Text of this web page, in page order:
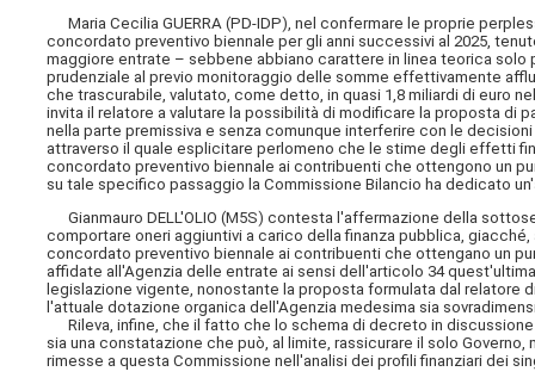
Maria Cecilia GUERRA (PD-IDP), nel confermare le proprie
concordato preventivo biennale per gli anni successivi al 2025,
maggiore entrate – sebbene abbiano carattere in linea teorica
prudenziale al previo monitoraggio delle somme effettivamente
che trascurabile, valutato, come detto, in quasi 1,8 miliardi di euro
invita il relatore a valutare la possibilità di modificare la proposta di
nella parte premissiva e senza comunque interferire con le
attraverso il quale esplicitare perlomeno che le stime degli effetti
concordato preventivo biennale ai contribuenti che ottengono un
su tale specifico passaggio la Commissione Bilancio ha dedicato
Gianmauro DELL'OLIO (M5S) contesta l'affermazione della
comportare oneri aggiuntivi a carico della finanza pubblica,
concordato preventivo biennale ai contribuenti che ottengano un
affidate all'Agenzia delle entrate ai sensi dell'articolo 34
legislazione vigente, nonostante la proposta formulata dal relatore
l'attuale dotazione organica dell'Agenzia medesima sia
Rileva, infine, che il fatto che lo schema di decreto in
sia una constatazione che può, al limite, rassicurare il solo
rimesse a questa Commissione nell'analisi dei profili finanziari dei